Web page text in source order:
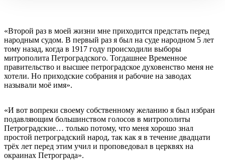
«Второй раз в моей жизни мне приходится предстать перед
народным судом. В первый раз я был на суде народном 5 лет
тому назад, когда в 1917 году происходили выборы
митрополита Петроградского. Тогдашнее Временное
правительство и высшее петроградское духовенство меня не
хотели. Но приходские собрания и рабочие на заводах
называли моё имя».
«И вот вопреки своему собственному желанию я был избран
подавляющим большинством голосов в митрополиты
Петроградские… только потому, что меня хорошо знал
простой петроградский народ, так как я в течение двадцати
трёх лет перед этим учил и проповедовал в церквях на
окраинах Петрограда».